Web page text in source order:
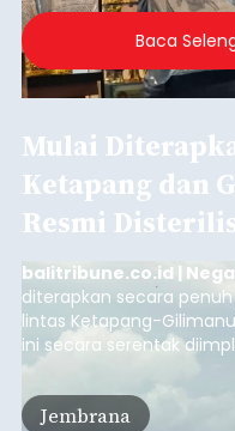
Baca
Mulai
Ketapang dan
Resmi
balitribune.co.id |
diterapkan secara
lintas Ketapang-
ini secara serentak
empat pelabuhan utama
Pelabuhan Merak,
Lembar pada Rabu (5/8/
Jembrana